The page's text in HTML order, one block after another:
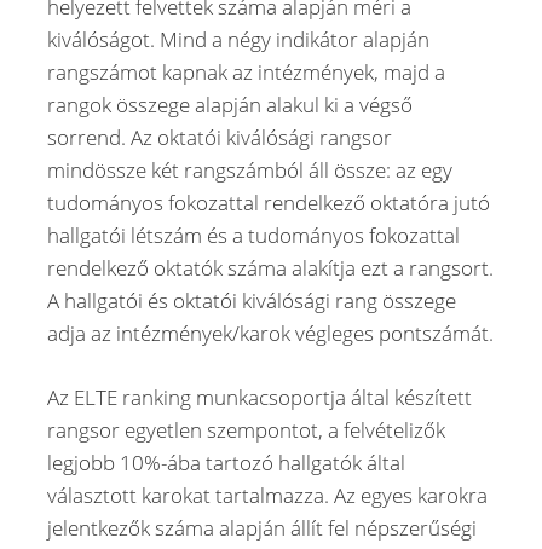
helyezett felvettek száma alapján méri a
kiválóságot. Mind a négy indikátor alapján
rangszámot kapnak az intézmények, majd a
rangok összege alapján alakul ki a végső
sorrend. Az oktatói kiválósági rangsor
mindössze két rangszámból áll össze: az egy
tudományos fokozattal rendelkező oktatóra jutó
hallgatói létszám és a tudományos fokozattal
rendelkező oktatók száma alakítja ezt a rangsort.
A hallgatói és oktatói kiválósági rang összege
adja az intézmények/karok végleges pontszámát.
Az ELTE ranking munkacsoportja által készített
rangsor egyetlen szempontot, a felvételizők
legjobb 10%-ába tartozó hallgatók által
választott karokat tartalmazza. Az egyes karokra
jelentkezők száma alapján állít fel népszerűségi